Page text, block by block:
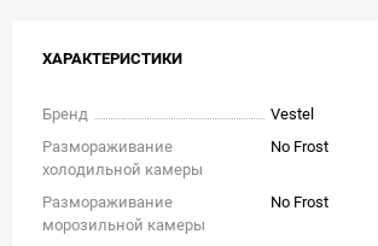
ХАРАКТЕРИСТИКИ
Бренд
Vestel
Размораживание
холодильной камеры
No Frost
Размораживание
морозильной камеры
No Frost